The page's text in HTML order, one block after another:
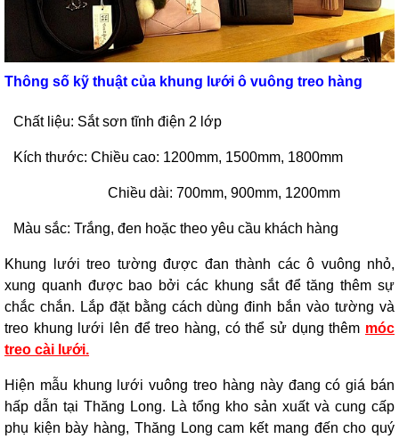
Thông số kỹ thuật của khung lưới ô vuông treo hàng
Chất liệu: Sắt sơn tĩnh điện 2 lớp
Kích thước: Chiều cao: 1200mm, 1500mm, 1800mm
Chiều dài: 700mm, 900mm, 1200mm
Màu sắc: Trắng, đen hoặc theo yêu cầu khách hàng
Khung lưới treo tường được đan thành các ô vuông nhỏ,
xung quanh được bao bởi các khung sắt để tăng thêm sự
chắc chắn. Lắp đặt bằng cách dùng đinh bắn vào tường và
treo khung lưới lên để treo hàng, có thể sử dụng thêm móc
treo cài lưới.
Hiện mẫu khung lưới vuông treo hàng này đang có giá bán
hấp dẫn tại Thăng Long. Là tổng kho sản xuất và cung cấp
phụ kiện bày hàng, Thăng Long cam kết mang đến cho quý